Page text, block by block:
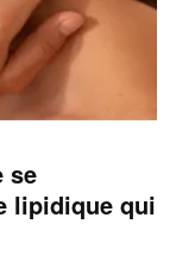
se
lipidique qui